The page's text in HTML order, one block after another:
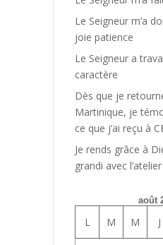
Le Seigneur m’a
joie patience
Le Seigneur a
caractère
Dès que je
Martinique, je
ce que j’ai reçu à
Je rends grâce à
grandi avec
août
L M M J